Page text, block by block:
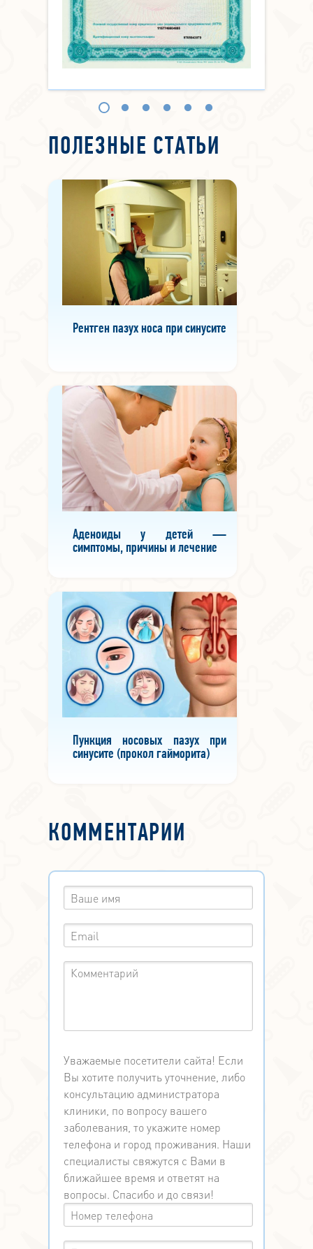
ПОЛЕЗНЫЕ СТАТЬИ
Рентген пазух носа при синусите
Аденоиды у детей —
симптомы, причины и лечение
Пункция носовых пазух при
синусите (прокол гайморита)
КОММЕНТАРИИ
Уважаемые посетители сайта! Если
Вы хотите получить уточнение, либо
консультацию администратора
клиники, по вопросу вашего
заболевания, то укажите номер
телефона и город проживания. Наши
специалисты свяжутся с Вами в
ближайшее время и ответят на
вопросы. Спасибо и до связи!